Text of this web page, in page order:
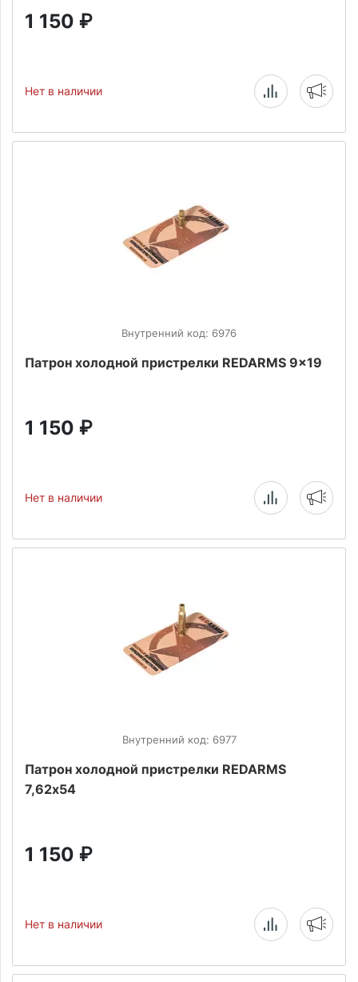
1 150 ₽
Нет в наличии
Внутренний код: 6976
Патрон холодной пристрелки REDARMS 9x19
1 150 ₽
Нет в наличии
Внутренний код: 6977
Патрон холодной пристрелки REDARMS
7,62х54
1 150 ₽
Нет в наличии